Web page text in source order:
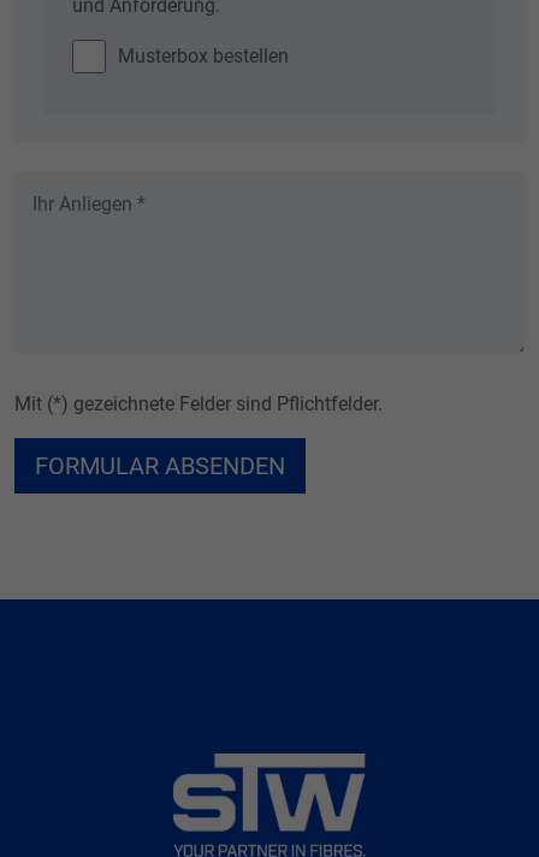
und Anforderung.
Musterbox bestellen
Mit (*) gezeichnete Felder sind Pflichtfelder.